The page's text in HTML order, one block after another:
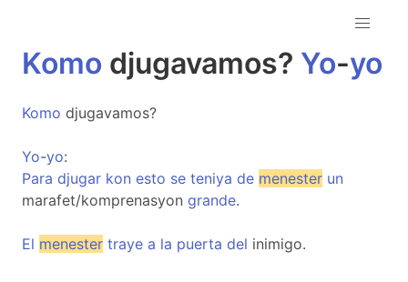
Komo djugavamos? Yo-yo
Komo djugavamos?
Yo-yo:
Para djugar kon esto se teniya de menester un
marafet/komprenasyon grande.
El menester traye a la puerta del inimigo.